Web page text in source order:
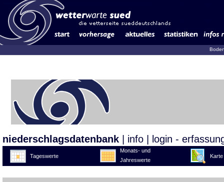
niederschlagsdatenbank info login -
Tageswerte
Monats- und
Jahreswerte
Karte